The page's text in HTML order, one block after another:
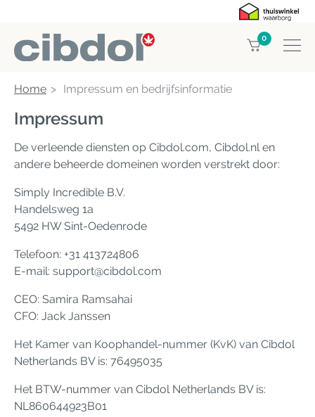
0
Home Impressum en bedrijfsinformatie
Impressum
De verleende diensten op Cibdol.com, Cibdol.nl en
andere beheerde domeinen worden verstrekt door:
Simply Incredible B.V.
Handelsweg 1a
5492 HW Sint-Oedenrode
Telefoon: +31 413724806
E-mail: support@cibdol.com
CEO: Samira Ramsahai
CFO: Jack Janssen
Het Kamer van Koophandel-nummer (KvK) van Cibdol
Netherlands BV is: 76495035
Het BTW-nummer van Cibdol Netherlands BV is:
NL860644923B01